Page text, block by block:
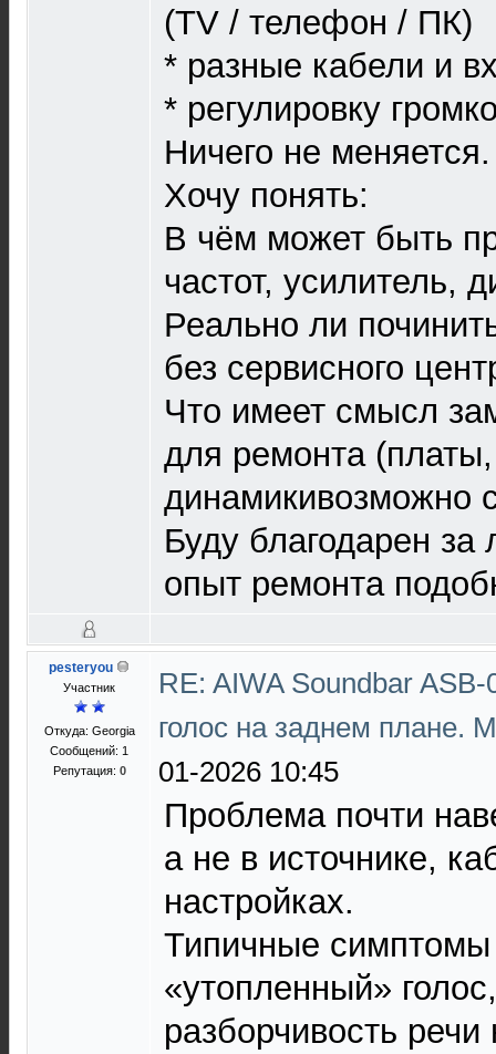
(TV / телефон / ПК)
* разные кабели и
* регулировку
Ничего не меняется.
Хочу понять:
В чём может быть
частот, усилитель,
Реально ли
без сервисного
Что имеет смысл
для ремонта
динамикивозможно
Буду благодарен
опыт ремонта
pesteryou
Участник
Откуда: Georgia
Сообщений: 1
Репутация: 0
RE: AIWA Soundbar
голос на заднем плане.
01-2026 10:45
Проблема почти
а не в источнике,
настройках.
Типичные
«утопленный»
разборчивость